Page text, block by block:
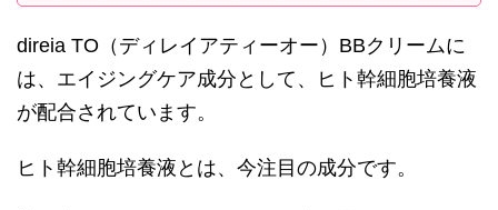
direia TO（ディレイアティーオー）BBクリームに
は、エイジングケア成分として、ヒト幹細胞培養液
が配合されています。
ヒト幹細胞培養液とは、今注目の成分です。